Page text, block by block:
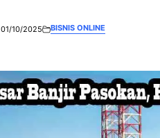
01/10/2025 BISNIS ONLINE